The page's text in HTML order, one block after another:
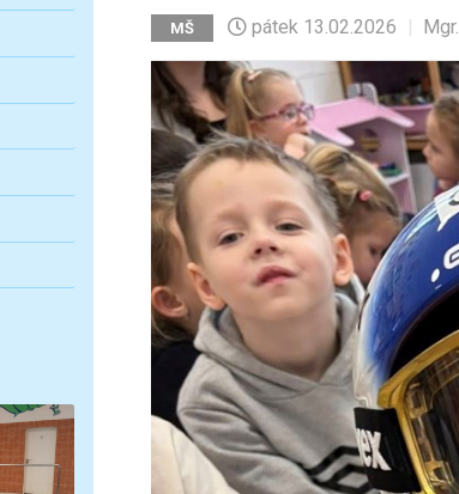
MŠ pátek 13.02.2026